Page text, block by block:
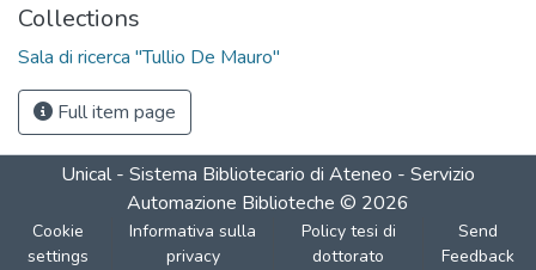
Collections
Sala di ricerca "Tullio De Mauro"
Full item page
Unical - Sistema Bibliotecario di Ateneo - Servizio
Automazione Biblioteche © 2026
Cookie
settings
Informativa sulla
privacy
Policy tesi di
dottorato
Send
Feedback